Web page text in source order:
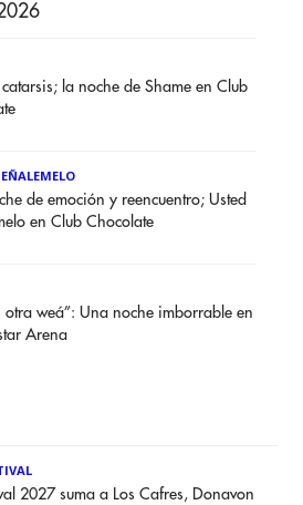
la noche de Shame en Club
de emoción y reencuentro; Usted
en Club Chocolate
otra weá”: Una noche imborrable en
Arena
2027 suma a Los Cafres, Donavon